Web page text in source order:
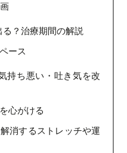
？治療期間の解説
ース
持ち悪い・吐き気を改
心がける
消するストレッチや運